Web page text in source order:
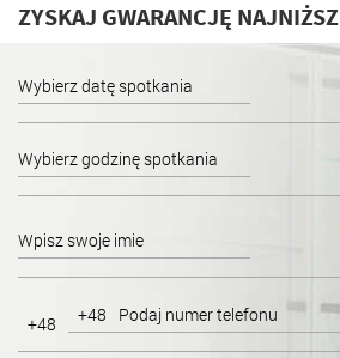
ZYSKAJ GWARANCJĘ
+48 +48